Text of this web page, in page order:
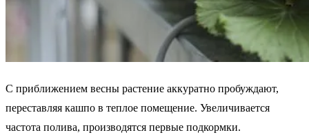
С приближением весны растение аккуратно пробуждают,
переставляя кашпо в теплое помещение. Увеличивается
частота полива, производятся первые подкормки.